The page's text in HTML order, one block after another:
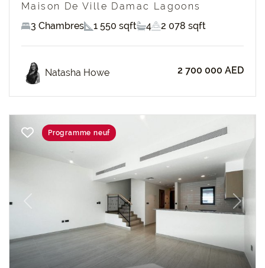
Maison De Ville Damac Lagoons
3 Chambres
1 550 sqft 4 2 078 sqft
Natasha Howe 2 700 000 AED
Next
Programme neuf